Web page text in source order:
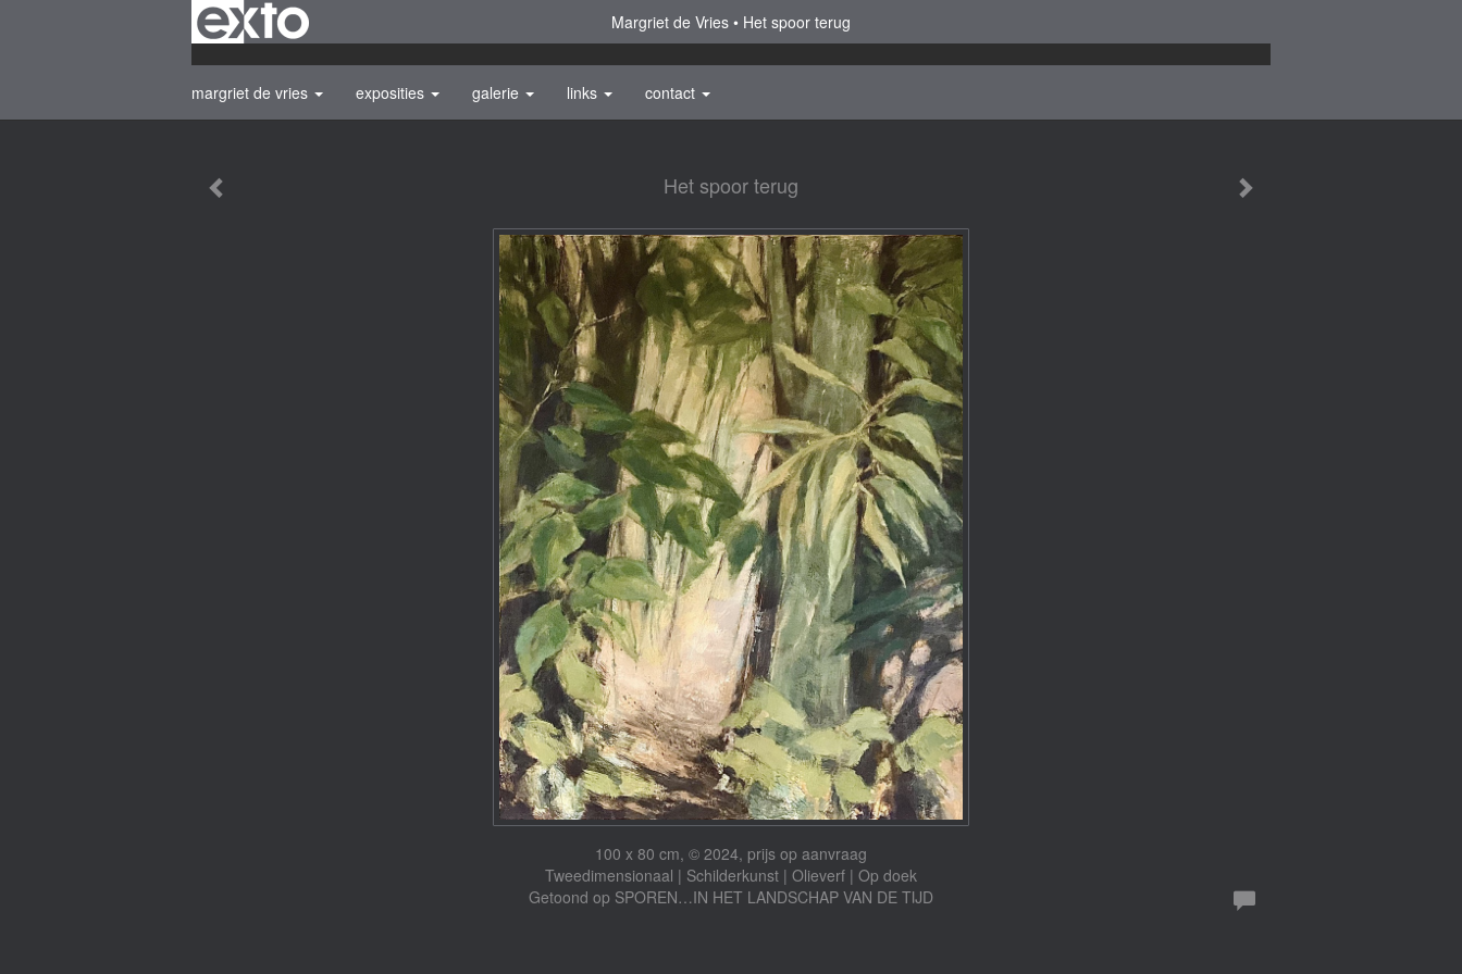
Margriet de Vries Het spoor terug
margriet de vries exposities galerie links contact
Het spoor terug
100 x 80 cm, © 2024, prijs op aanvraag
Tweedimensionaal | Schilderkunst | Olieverf | Op doek
Getoond op SPOREN…IN HET LANDSCHAP VAN DE TIJD